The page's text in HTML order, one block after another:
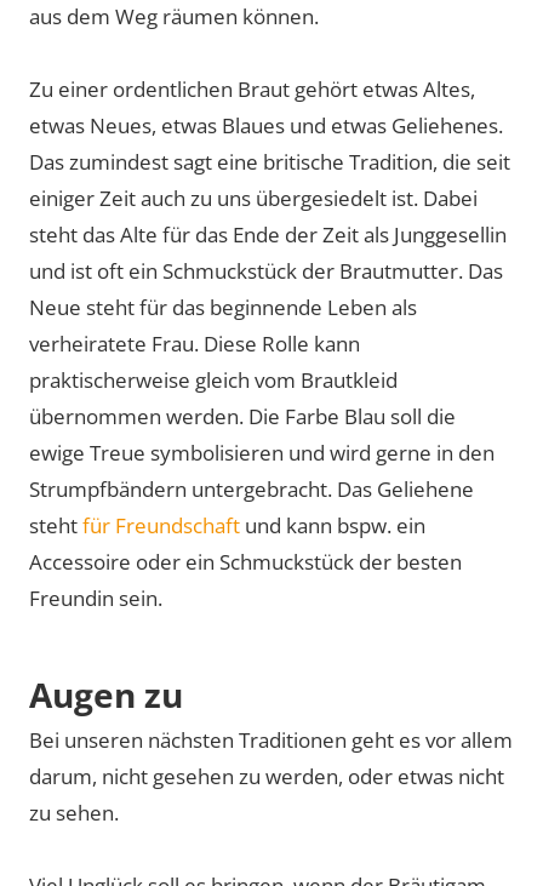
aus dem Weg räumen können.
Zu einer ordentlichen Braut gehört etwas Altes,
etwas Neues, etwas Blaues und etwas Geliehenes.
Das zumindest sagt eine britische Tradition, die seit
einiger Zeit auch zu uns übergesiedelt ist. Dabei
steht das Alte für das Ende der Zeit als Junggesellin
und ist oft ein Schmuckstück der Brautmutter. Das
Neue steht für das beginnende Leben als
verheiratete Frau. Diese Rolle kann
praktischerweise gleich vom Brautkleid
übernommen werden. Die Farbe Blau soll die
ewige Treue symbolisieren und wird gerne in den
Strumpfbändern untergebracht. Das Geliehene
stehtfür Freundschaft und kann bspw. ein
Accessoire oder ein Schmuckstück der besten
Freundin sein.
Augen zu
Bei unseren nächsten Traditionen geht es vor allem
darum, nicht gesehen zu werden, oder etwas nicht
zu sehen.